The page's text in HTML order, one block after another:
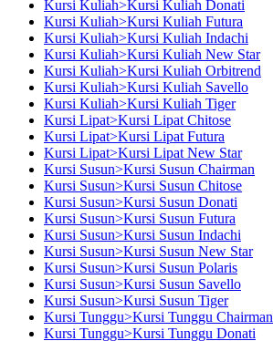
Kursi Kuliah>Kursi Kuliah Donati
Kursi Kuliah>Kursi Kuliah Futura
Kursi Kuliah>Kursi Kuliah Indachi
Kursi Kuliah>Kursi Kuliah New Star
Kursi Kuliah>Kursi Kuliah Orbitrend
Kursi Kuliah>Kursi Kuliah Savello
Kursi Kuliah>Kursi Kuliah Tiger
Kursi Lipat>Kursi Lipat Chitose
Kursi Lipat>Kursi Lipat Futura
Kursi Lipat>Kursi Lipat New Star
Kursi Susun>Kursi Susun Chairman
Kursi Susun>Kursi Susun Chitose
Kursi Susun>Kursi Susun Donati
Kursi Susun>Kursi Susun Futura
Kursi Susun>Kursi Susun Indachi
Kursi Susun>Kursi Susun New Star
Kursi Susun>Kursi Susun Polaris
Kursi Susun>Kursi Susun Savello
Kursi Susun>Kursi Susun Tiger
Kursi Tunggu>Kursi Tunggu Chairman
Kursi Tunggu>Kursi Tunggu Donati